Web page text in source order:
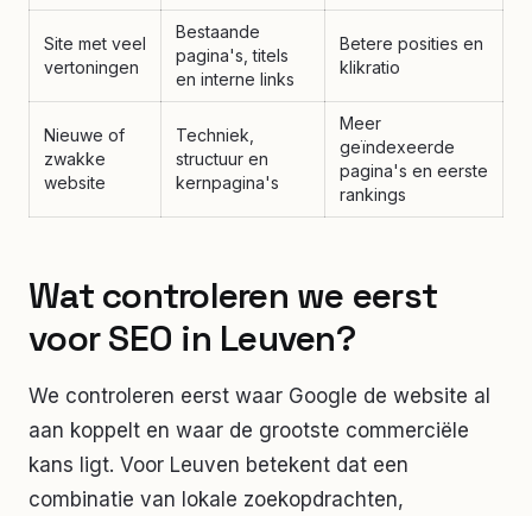
Site met veel
vertoningen
Bestaande
pagina's, titels
en interne links
Betere posities en
klikratio
Nieuwe of
zwakke
website
Techniek,
structuur en
kernpagina's
Meer
geïndexeerde
pagina's en eerste
rankings
Wat controleren we eerst
voor SEO in Leuven?
We controleren eerst waar Google de website al
aan koppelt en waar de grootste commerciële
kans ligt. Voor Leuven betekent dat een
combinatie van lokale zoekopdrachten,